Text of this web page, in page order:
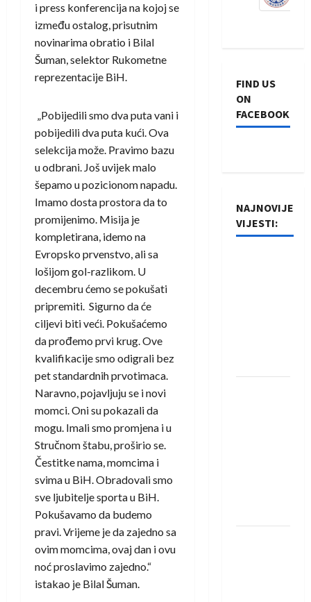
i press konferencija na kojoj se
između ostalog, prisutnim
novinarima obratio i Bilal
Šuman, selektor Rukometne
reprezentacije BiH.
„Pobijedili smo dva puta vani i
pobijedili dva puta kući. Ova
selekcija može. Pravimo bazu
u odbrani. Još uvijek malo
šepamo u pozicionom napadu.
Imamo dosta prostora da to
promijenimo. Misija je
kompletirana, idemo na
Evropsko prvenstvo, ali sa
lošijom gol-razlikom. U
decembru ćemo se pokušati
pripremiti. Sigurno da će
ciljevi biti veći. Pokušaćemo
da prođemo prvi krug. Ove
kvalifikacije smo odigrali bez
pet standardnih prvotimaca.
Naravno, pojavljuju se i novi
momci. Oni su pokazali da
mogu. Imali smo promjena i u
Stručnom štabu, proširio se.
Čestitke nama, momcima i
svima u BiH. Obradovali smo
sve ljubitelje sporta u BiH.
Pokušavamo da budemo
pravi. Vrijeme je da zajedno sa
ovim momcima, ovaj dan i ovu
noć proslavimo zajedno.“
istakao je Bilal Šuman.
FIND US
ON
FACEBOOK
NAJNOVIJE
VIJESTI: